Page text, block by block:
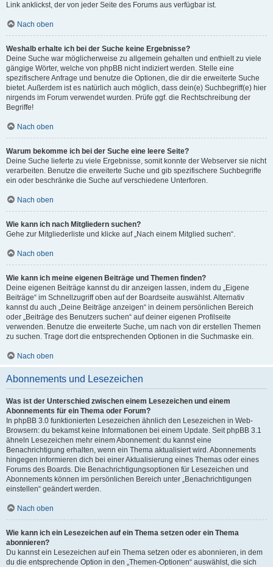
Link anklickst, der von jeder Seite des Forums aus verfügbar ist.
Nach oben
Weshalb erhalte ich bei der Suche keine Ergebnisse?
Deine Suche war möglicherweise zu allgemein gehalten und enthielt zu viele
gängige Wörter, welche von phpBB nicht indiziert werden. Stelle eine
spezifischere Anfrage und benutze die Optionen, die dir die erweiterte Suche
bietet. Außerdem ist es natürlich auch möglich, dass dein(e) Suchbegriff(e) hier
nirgends im Forum verwendet wurden. Prüfe ggf. die Rechtschreibung der
Begriffe!
Nach oben
Warum bekomme ich bei der Suche eine leere Seite?
Deine Suche lieferte zu viele Ergebnisse, somit konnte der Webserver sie nicht
verarbeiten. Benutze die erweiterte Suche und gib spezifischere Suchbegriffe
ein oder beschränke die Suche auf verschiedene Unterforen.
Nach oben
Wie kann ich nach Mitgliedern suchen?
Gehe zur Mitgliederliste und klicke auf „Nach einem Mitglied suchen“.
Nach oben
Wie kann ich meine eigenen Beiträge und Themen finden?
Deine eigenen Beiträge kannst du dir anzeigen lassen, indem du „Eigene
Beiträge“ im Schnellzugriff oben auf der Boardseite auswählst. Alternativ
kannst du auch „Deine Beiträge anzeigen“ in deinem persönlichen Bereich
oder „Beiträge des Benutzers suchen“ auf deiner eigenen Profilseite
verwenden. Benutze die erweiterte Suche, um nach von dir erstellen Themen
zu suchen. Trage dort die entsprechenden Optionen in die Suchmaske ein.
Nach oben
Abonnements und Lesezeichen
Was ist der Unterschied zwischen einem Lesezeichen und einem
Abonnements für ein Thema oder Forum?
In phpBB 3.0 funktionierten Lesezeichen ähnlich den Lesezeichen in Web-
Browsern: du bekamst keine Informationen bei einem Update. Seit phpBB 3.1
ähneln Lesezeichen mehr einem Abonnement: du kannst eine
Benachrichtigung erhalten, wenn ein Thema aktualisiert wird. Abonnements
hingegen informieren dich bei einer Aktualisierung eines Themas oder eines
Forums des Boards. Die Benachrichtigungsoptionen für Lesezeichen und
Abonnements können im persönlichen Bereich unter „Benachrichtigungen
einstellen“ geändert werden.
Nach oben
Wie kann ich ein Lesezeichen auf ein Thema setzen oder ein Thema
abonnieren?
Du kannst ein Lesezeichen auf ein Thema setzen oder es abonnieren, in dem
du die entsprechende Option in den „Themen-Optionen“ auswählst, die sich